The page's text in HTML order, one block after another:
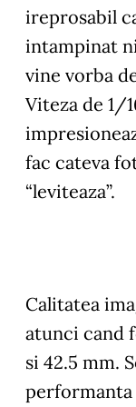
ireprosabil
intampinat
vine vorba
Viteza de 1/
fac cateva
“leviteaza”.
Calitatea
atunci cand
si 42.5 mm.
performanta